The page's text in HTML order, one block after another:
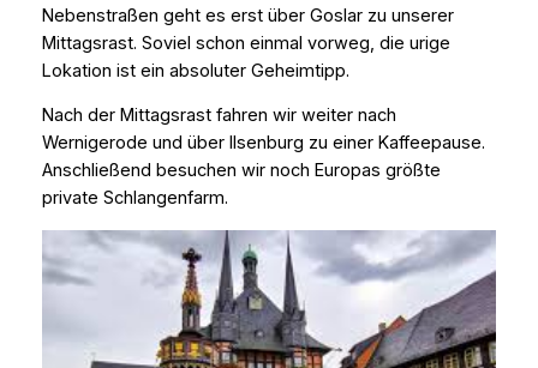
Nebenstraßen geht es erst über Goslar zu unserer
Mittagsrast. Soviel schon einmal vorweg, die urige
Lokation ist ein absoluter Geheimtipp.
Nach der Mittagsrast fahren wir weiter nach
Wernigerode und über Ilsenburg zu einer Kaffeepause.
Anschließend besuchen wir noch Europas größte
private Schlangenfarm.